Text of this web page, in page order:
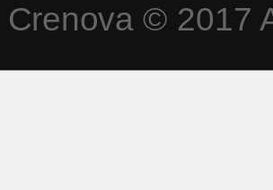
Crenova © 2017